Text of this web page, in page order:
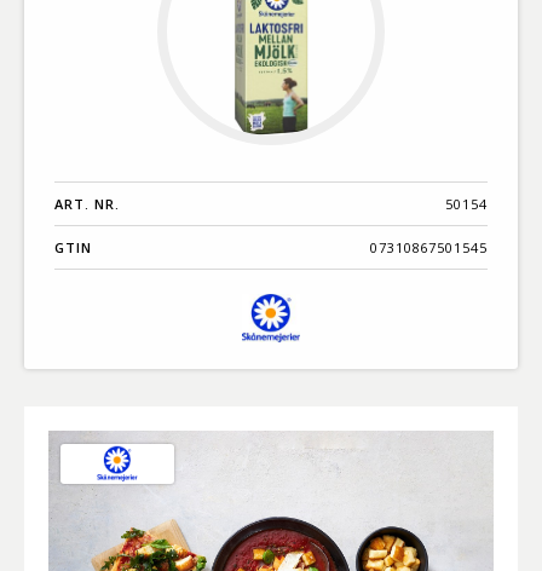
ART. NR. 50154
GTIN 07310867501545